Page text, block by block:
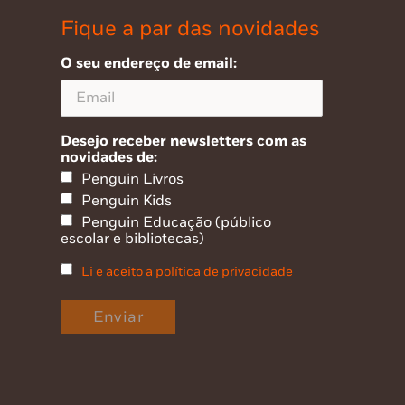
Fique a par das novidades
O seu endereço de email:
Desejo receber newsletters com as
novidades de:
Penguin Livros
Penguin Kids
Penguin Educação (público
escolar e bibliotecas)
Li e aceito a política de privacidade